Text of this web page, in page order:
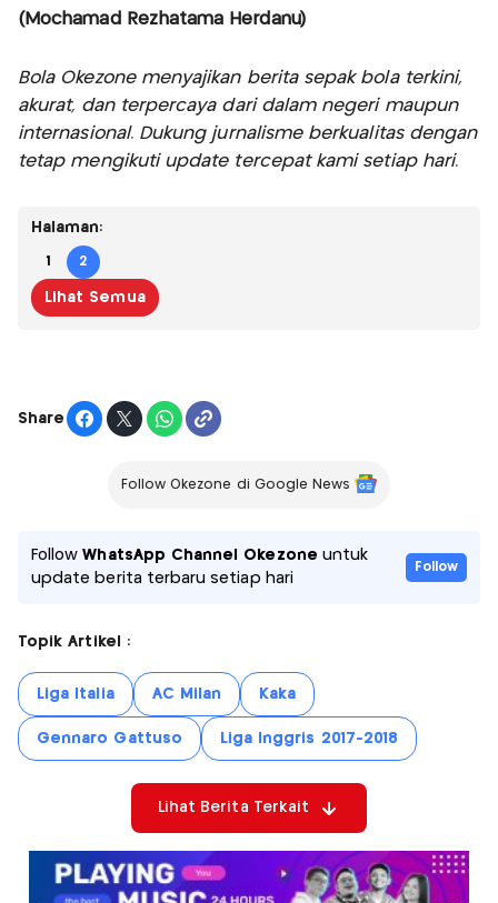
(Mochamad Rezhatama Herdanu)
Bola Okezone menyajikan berita sepak bola terkini,
akurat, dan terpercaya dari dalam negeri maupun
internasional. Dukung jurnalisme berkualitas dengan
tetap mengikuti update tercepat kami setiap hari.
Halaman:
1 2
Lihat Semua
Share
Follow Okezone di Google News
FollowWhatsApp Channel Okezone untuk
update berita terbaru setiap hari
Follow
Topik Artikel :
Liga Italia AC Milan Kaka
Gennaro Gattuso Liga Inggris 2017-2018
Lihat Berita Terkait